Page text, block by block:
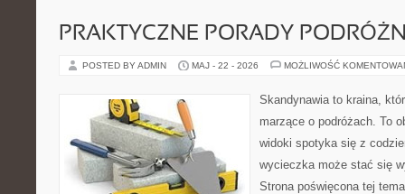
PRAKTYCZNE PORADY
POSTED BY ADMIN MAJ - 22 - 2026 MOŻLIWOŚĆ
Skandynawia to kraina,
marzące o podróżach. To
widoki spotyka się z
wycieczka może stać się
Strona poświęcona tej